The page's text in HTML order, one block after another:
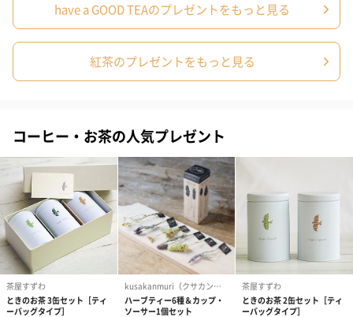
have a GOOD TEAのプレゼントをもっと見る
紅茶のプレゼントをもっと見る
コーヒー・お茶の人気プレゼント